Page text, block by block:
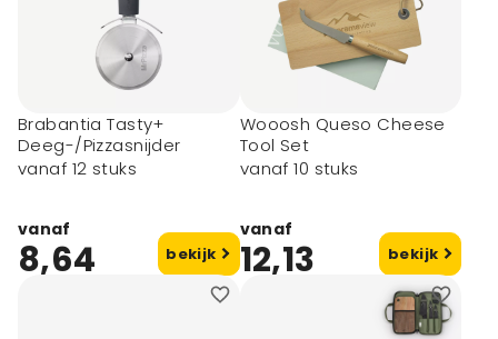
Brabantia Tasty+
Deeg-/Pizzasnijder
vanaf 12 stuks
vanaf
8,64 bekijk
Wooosh Queso Cheese
Tool Set
vanaf 10 stuks
vanaf
12,13 bekijk